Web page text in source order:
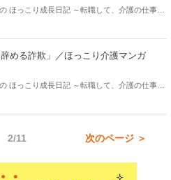
ほっこり成長日記 ～転職して、介護の仕事は
んだあなたが クスっと笑えてちょっと癒さ
になれますように。
める詐欺」／ほっこり介護マンガ
ほっこり成長日記 ～転職して、介護の仕事は
になれますように。
2/11 次のページ ＞